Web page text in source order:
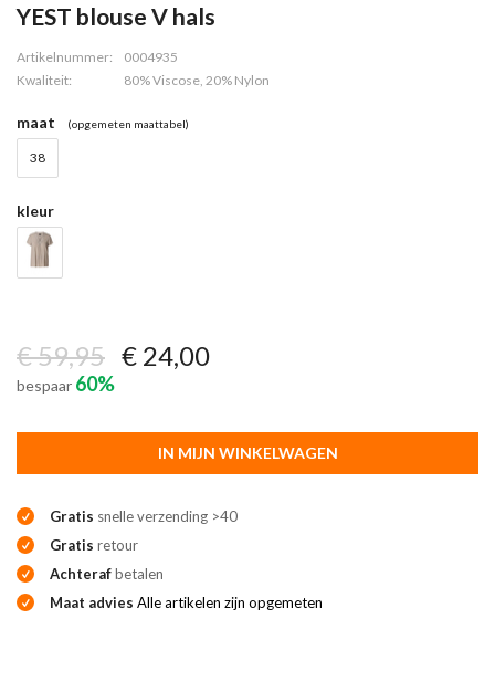
YEST blouse V hals
Artikelnummer:
0004935
Kwaliteit:
80% Viscose, 20% Nylon
maat (opgemeten maattabel)
38
kleur
€ 59,95 € 24,00
bespaar 60%
IN MIJN WINKELWAGEN
Gratis snelle verzending >40
Gratis retour
Achterafbetalen
Maat advies Alle artikelen zijn opgemeten